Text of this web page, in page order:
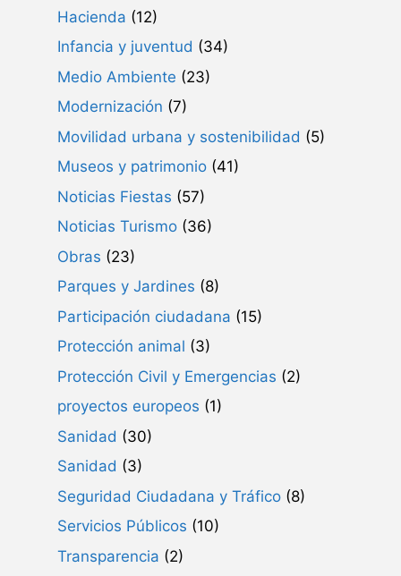
Hacienda (12)
Infancia y juventud (34)
Medio Ambiente (23)
Modernización (7)
Movilidad urbana y sostenibilidad (5)
Museos y patrimonio (41)
Noticias Fiestas (57)
Noticias Turismo (36)
Obras (23)
Parques y Jardines (8)
Participación ciudadana (15)
Protección animal (3)
Protección Civil y Emergencias (2)
proyectos europeos (1)
Sanidad (30)
Sanidad (3)
Seguridad Ciudadana y Tráfico (8)
Servicios Públicos (10)
Transparencia (2)